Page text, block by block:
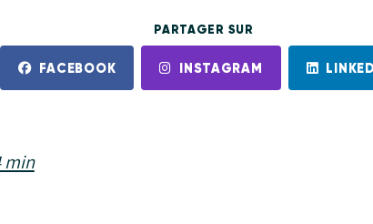
PARTAGER SUR
FACEBOOK INSTAGRAM
min